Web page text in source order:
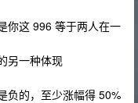
你这 996 等于两人在一
另一种体现
负的，至少涨幅得 50%